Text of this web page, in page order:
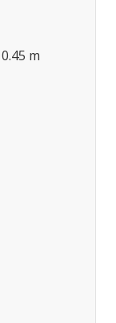
0.45 m